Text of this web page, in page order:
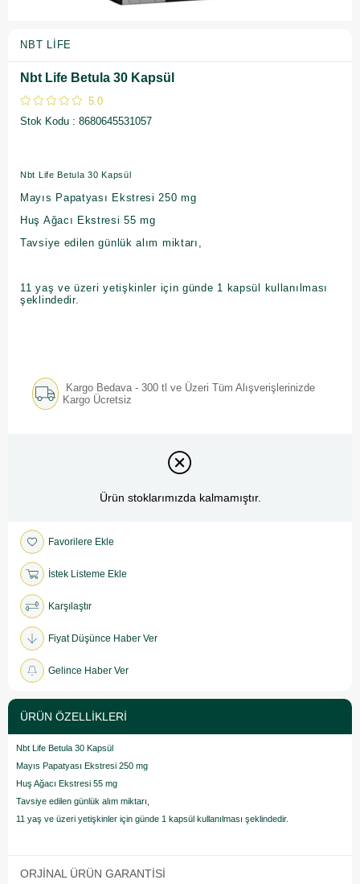
NBT LIFE
Nbt Life Betula 30 Kapsül
5.0
Stok Kodu
8680645531057
Nbt Life Betula 30 Kapsül
Mayıs Papatyası Ekstresi 250 mg
Huş Ağacı Ekstresi 55 mg
Tavsiye edilen günlük alım miktarı,
11 yaş ve üzeri yetişkinler için günde 1 kapsül kullanılması
şeklindedir.
Kargo Bedava - 300 tl ve Üzeri Tüm Alışverişlerinizde
Kargo Ücretsiz
Ürün stoklarımızda kalmamıştır.
Favorilere Ekle
İstek Listeme Ekle
Karşılaştır
Fiyat Düşünce Haber Ver
Gelince Haber Ver
ÜRÜN ÖZELLIKLERI
Nbt Life Betula 30 Kapsül
Mayıs Papatyası Ekstresi 250 mg
Huş Ağacı Ekstresi 55 mg
Tavsiye edilen günlük alım miktarı,
11 yaş ve üzeri yetişkinler için günde 1 kapsül kullanılması şeklindedir.
ORJINAL ÜRÜN GARANTISI